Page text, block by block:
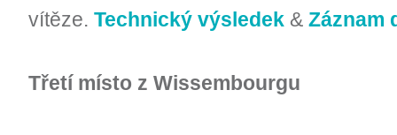
vítěze. Technický výsledek & Záznam
Třetí místo z Wissembourgu